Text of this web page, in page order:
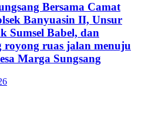
Bersama Camat
Banyuasin II, Unsur
Sumsel Babel, dan
royong ruas jalan menuju
Marga Sungsang